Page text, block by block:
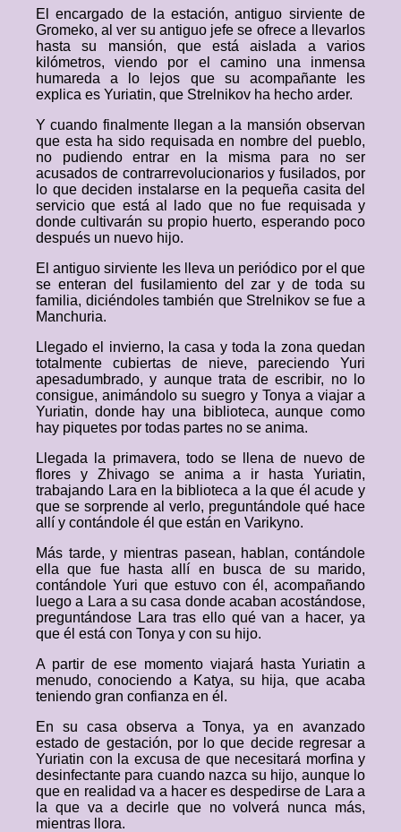
El encargado de la estación, antiguo sirviente de
Gromeko, al ver su antiguo jefe se ofrece a llevarlos
hasta su mansión, que está aislada a varios
kilómetros, viendo por el camino una inmensa
humareda a lo lejos que su acompañante les
explica es Yuriatin, que Strelnikov ha hecho arder.
Y cuando finalmente llegan a la mansión observan
que esta ha sido requisada en nombre del pueblo,
no pudiendo entrar en la misma para no ser
acusados de contrarrevolucionarios y fusilados, por
lo que deciden instalarse en la pequeña casita del
servicio que está al lado que no fue requisada y
donde cultivarán su propio huerto, esperando poco
después un nuevo hijo.
El antiguo sirviente les lleva un periódico por el que
se enteran del fusilamiento del zar y de toda su
familia, diciéndoles también que Strelnikov se fue a
Manchuria.
Llegado el invierno, la casa y toda la zona quedan
totalmente cubiertas de nieve, pareciendo Yuri
apesadumbrado, y aunque trata de escribir, no lo
consigue, animándolo su suegro y Tonya a viajar a
Yuriatin, donde hay una biblioteca, aunque como
hay piquetes por todas partes no se anima.
Llegada la primavera, todo se llena de nuevo de
flores y Zhivago se anima a ir hasta Yuriatin,
trabajando Lara en la biblioteca a la que él acude y
que se sorprende al verlo, preguntándole qué hace
allí y contándole él que están en Varikyno.
Más tarde, y mientras pasean, hablan, contándole
ella que fue hasta allí en busca de su marido,
contándole Yuri que estuvo con él, acompañando
luego a Lara a su casa donde acaban acostándose,
preguntándose Lara tras ello qué van a hacer, ya
que él está con Tonya y con su hijo.
A partir de ese momento viajará hasta Yuriatin a
menudo, conociendo a Katya, su hija, que acaba
teniendo gran confianza en él.
En su casa observa a Tonya, ya en avanzado
estado de gestación, por lo que decide regresar a
Yuriatin con la excusa de que necesitará morfina y
desinfectante para cuando nazca su hijo, aunque lo
que en realidad va a hacer es despedirse de Lara a
la que va a decirle que no volverá nunca más,
mientras llora.